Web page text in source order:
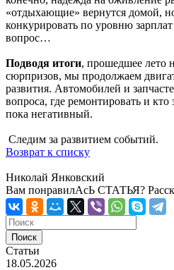
«отдыхающие» вернутся домой,
конкурировать по уровню
вопрос…
Подводя итоги, прошедшее лето
сюрпризов, мы продолжаем
развития. Автомобилей и
вопроса, где ремонтировать и кто
пока негативный.
Следим за развитием событий.
Возврат к списку
Николай Янковский
Вам понравилАсЬ СТАТЬЯ?
Статьи
18.05.2026